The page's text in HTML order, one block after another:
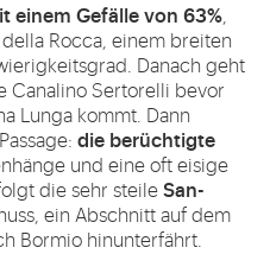
einem Gefälle von 63%
Rocca, einem breiten
Danach geht
Canalino Sertorelli bevor
Lunga kommt. Dann
die berüchtigte
und eine oft eisige
die sehr steileSan-
ein Abschnitt auf dem
Bormio hinunterfährt.